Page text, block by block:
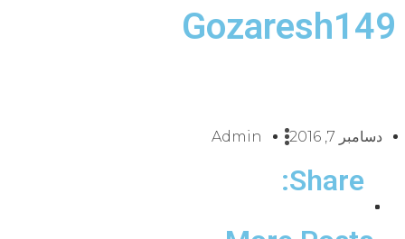
Gozaresh149
دسامبر 7, 2016 Admin
Share: